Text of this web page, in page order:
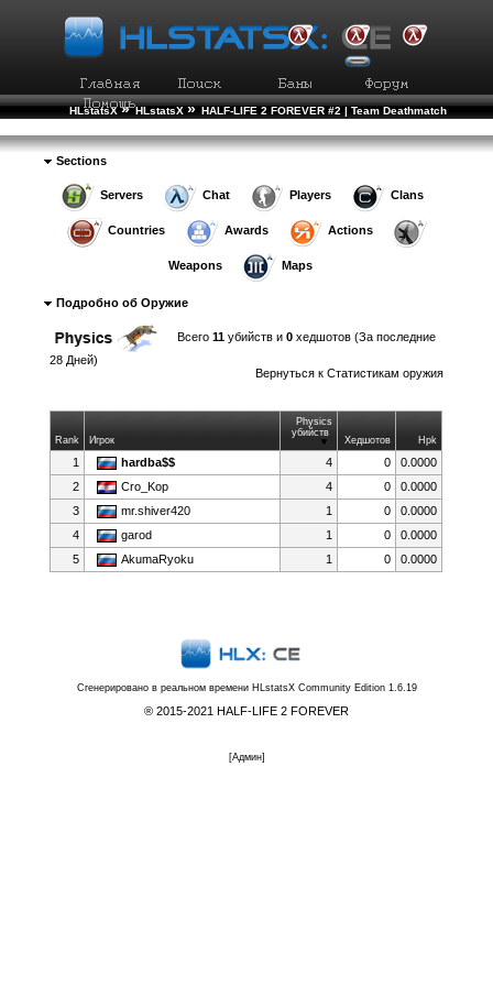
HLstatsX » HLstatsX » HALF-LIFE 2 FOREVER #2 | Team Deathmatch
Sections
Servers Chat Players Clans
Countries Awards Actions
Weapons Maps
Подробно об Оружие
Всего11 убийств и0 хедшотов (За последние
28 Дней)
Вернуться к Статистикам оружия
Rank Игрок
Physics
убийств
Хедшотов Hpk
1 hardba$$ 4 0
0.0000
2
Cro_Kop 4 0
0.0000
3
mr.shiver420 1 0
0.0000
4
garod 1 0
0.0000
5
AkumaRyoku 1 0 0.0000
Сгенерировано в реальном времени HLstatsX Community Edition 1.6.19
® 2015-2021 HALF-LIFE 2 FOREVER
[Админ]